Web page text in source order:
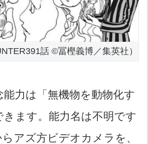
話 ©冨樫義博／集英社）
能力は「無機物を動物化す
ます。能力名は不明です
アズ方ビデオカメラを、